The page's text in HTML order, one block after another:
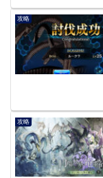
攻略
攻略